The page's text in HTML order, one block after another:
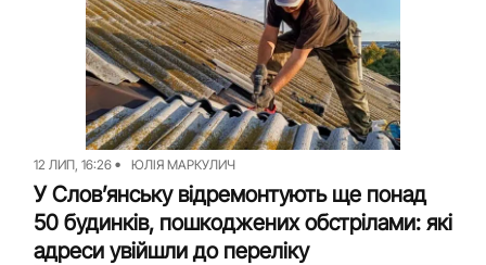
12 ЛИП, 16:26 ЮЛІЯ МАРКУЛИЧ
У Слов’янську відремонтують ще понад
50 будинків, пошкоджених обстрілами: які
адреси увійшли до переліку